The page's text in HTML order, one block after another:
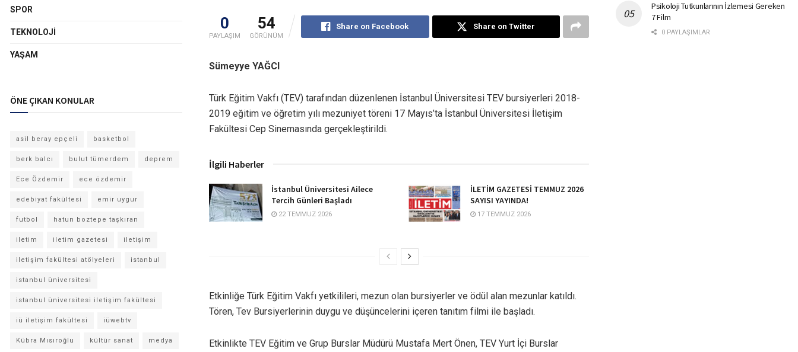
0
PAYLAŞIM
54
GÖRÜNÜM
Share on Facebook Share on Twitter
Sümeyye YAĞCI
Türk Eğitim Vakfı (TEV) tarafından düzenlenen İstanbul Üniversitesi TEV bursiyerleri 2018-
2019 eğitim ve öğretim yılı mezuniyet töreni 17 Mayıs’ta İstanbul Üniversitesi İletişim
Fakültesi Cep Sinemasında gerçekleştirildi.
İlgili Haberler
İstanbul Üniversitesi Ailece
Tercih Günleri Başladı
22 TEMMUZ 2026
İLETİM GAZETESİ TEMMUZ 2026
SAYISI YAYINDA!
17 TEMMUZ 2026
Etkinliğe Türk Eğitim Vakfı yetkilileri, mezun olan bursiyerler ve ödül alan mezunlar katıldı.
Tören, Tev Bursiyerlerinin duygu ve düşüncelerini içeren tanıtım filmi ile başladı.
Etkinlikte TEV Eğitim ve Grup Burslar Müdürü Mustafa Mert Önen, TEV Yurt İçi Burslar
SPOR
TEKNOLOJI
YAŞAM
ÖNE ÇIKAN KONULAR
asil beray epçeli basketbol
berk balcı bulut tümerdem deprem
Ece Özdemir ece özdemir
edebiyat fakültesi emir uygur
futbol hatun boztepe taşkıran
iletim iletim gazetesi iletişim
iletişim fakültesi atölyeleri istanbul
istanbul üniversitesi
istanbul üniversitesi iletişim fakültesi
iü iletişim fakültesi iüwebtv
Kübra Mısıroğlu kültür sanat medya
Psikoloji Tutkunlarının İzlemesi Gereken
7 Film
0 PAYLAŞIMLAR